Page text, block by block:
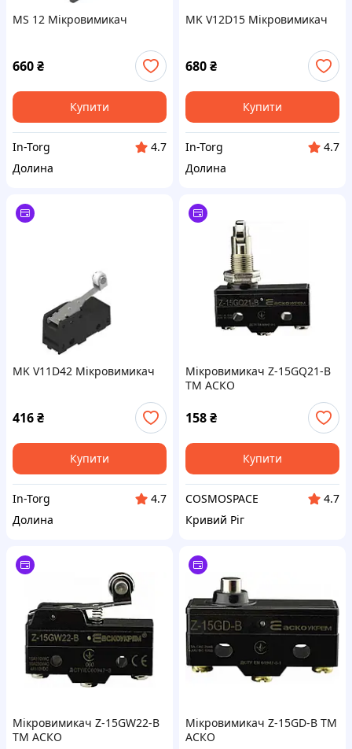
MS 12 Мікровимикач
660₴
Купити
In-Torg
4.7
Долина
MK V12D15 Мікровимикач
680₴
Купити
In-Torg
4.7
Долина
MK V11D42 Мікровимикач
416₴
Купити
In-Torg
4.7
Долина
Мікровимикач Z-15GQ21-B
ТМ АСКО
158₴
Купити
COSMOSPACE
4.7
Кривий Ріг
Мікровимикач Z-15GW22-B
ТМ АСКО
Мікровимикач Z-15GD-B ТМ
АСКО